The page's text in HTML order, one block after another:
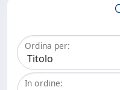
Ordina per:
In ordine: